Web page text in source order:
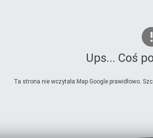
Ups... Coś
Ta strona nie wczytała Map Google prawidłowo.